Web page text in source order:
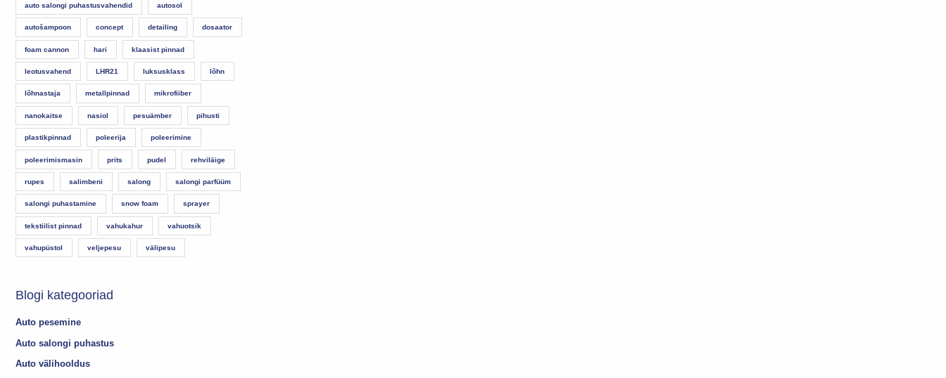
auto salongi puhastusvahendid autosol
autošampoon concept detailing dosaator
foam cannon hari klaasist pinnad
leotusvahend LHR21 luksusklass lõhn
lõhnastaja metallpinnad mikrofiiber
nanokaitse nasiol pesuämber pihusti
plastikpinnad poleerija poleerimine
poleerimismasin prits pudel rehviläige
rupes salimbeni salong salongi parfüüm
salongi puhastamine snow foam sprayer
tekstiilist pinnad vahukahur vahuotsik
vahupüstol veljepesu välipesu
Blogi kategooriad
Auto pesemine
Auto salongi puhastus
Auto välihooldus